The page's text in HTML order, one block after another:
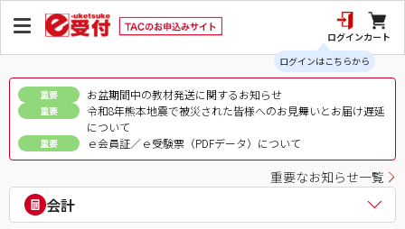
ログイン
ログインはこちらから
カート
重要 お盆期間中の教材発送に関するお知らせ
重要
令和8年熊本地震で被災された皆様へのお見舞いとお届け遅延
について
重要 ｅ会員証／ｅ受験票（PDFデータ）について
重要なお知らせ一覧
会計